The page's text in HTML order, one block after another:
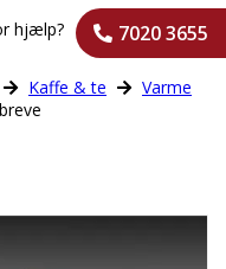
hjælp? 7020 3655
Kaffe & te
Varme